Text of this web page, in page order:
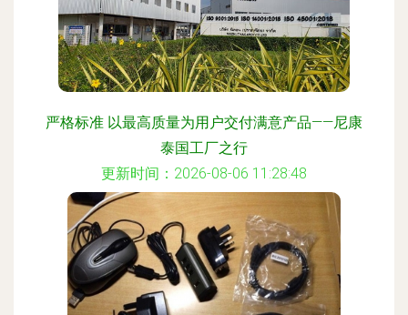
严格标准 以最高质量为用户交付满意产品——尼康
泰国工厂之行
更新时间：2026-08-06 11:28:48